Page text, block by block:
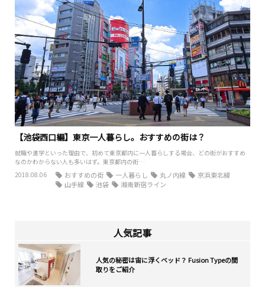
人気記事
人気の秘密は宙に浮くベッド？ Fusion Typeの間
取りをご紹介
【池袋西口編】東京一人暮らし。おすすめの街は？
就職や進学といった理由で、初めて東京都内に一人暮らしする場合、どの街がおすすめ
なのかわからない人も多いはず。東京都内の街…
2018.08.06
おすすめの街 一人暮らし 丸ノ内線
京浜東北線
山手線
池袋 湘南新宿ライン